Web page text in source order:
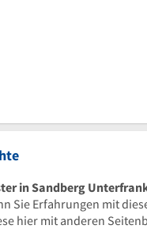
in Sandberg
Sie Erfahrungen mit
hier mit anderen